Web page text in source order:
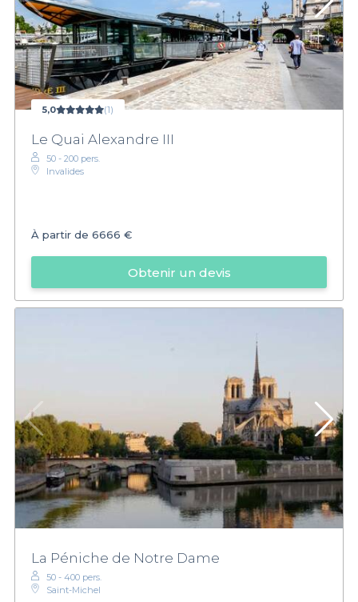
5,0 (1)
Le Quai Alexandre III
50 - 200 pers.
Invalides
À partir de 6666 €
Obtenir un devis
La Péniche de Notre Dame
50 - 400 pers.
Saint-Michel